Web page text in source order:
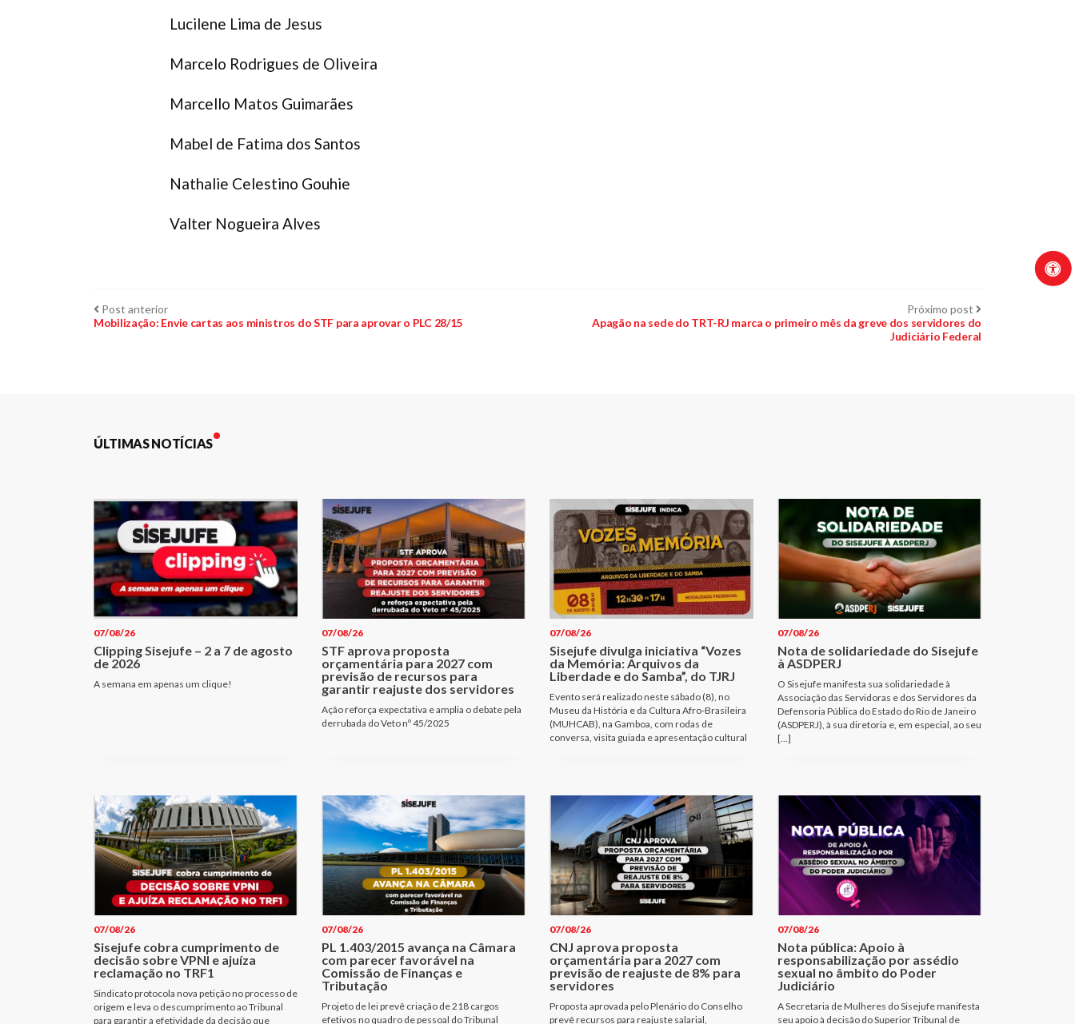
Lucilene Lima de Jesus
Marcelo Rodrigues de Oliveira
Marcello Matos Guimarães
Mabel de Fatima dos Santos
Nathalie Celestino Gouhie
Valter Nogueira Alves
Navegação
Post anteriorPost
anterior:
Mobilização: Envie cartas aos ministros do STF para aprovar o PLC 28/15
Próximo post Próximo
Apagão na sede do TRT-RJ marca o primeiro mês da greve dos servidores do
Judiciário Federal
ÚLTIMAS NOTÍCIAS
07/08/26
Clipping Sisejufe – 2 a 7 de agosto
de 2026
A semana em apenas um clique!
07/08/26
STF aprova proposta
orçamentária para 2027 com
previsão de recursos para
garantir reajuste dos servidores
Ação reforça expectativa e amplia o debate pela
derrubada do Veto nº 45/2025
07/08/26
Sisejufe divulga iniciativa “Vozes
da Memória: Arquivos da
Liberdade e do Samba”, do TJRJ
Evento será realizado neste sábado (8), no
Museu da História e da Cultura Afro-Brasileira
(MUHCAB), na Gamboa, com rodas de
conversa, visita guiada e apresentação cultural
07/08/26
Nota de solidariedade do Sisejufe
à ASDPERJ
O Sisejufe manifesta sua solidariedade à
Associação das Servidoras e dos Servidores da
Defensoria Pública do Estado do Rio de Janeiro
(ASDPERJ), à sua diretoria e, em especial, ao seu
[…]
07/08/26
Sisejufe cobra cumprimento de
decisão sobre VPNI e ajuíza
reclamação no TRF1
Sindicato protocola nova petição no processo de
origem e leva o descumprimento ao Tribunal
para garantir a efetividade da decisão que
07/08/26
PL 1.403/2015 avança na Câmara
com parecer favorável na
Comissão de Finanças e
Tributação
Projeto de lei prevê criação de 218 cargos
efetivos no quadro de pessoal do Tribunal
07/08/26
CNJ aprova proposta
orçamentária para 2027 com
previsão de reajuste de 8% para
servidores
Proposta aprovada pelo Plenário do Conselho
prevê recursos para reajuste salarial,
07/08/26
Nota pública: Apoio à
responsabilização por assédio
sexual no âmbito do Poder
Judiciário
A Secretaria de Mulheres do Sisejufe manifesta
seu apoio à decisão do Superior Tribunal de